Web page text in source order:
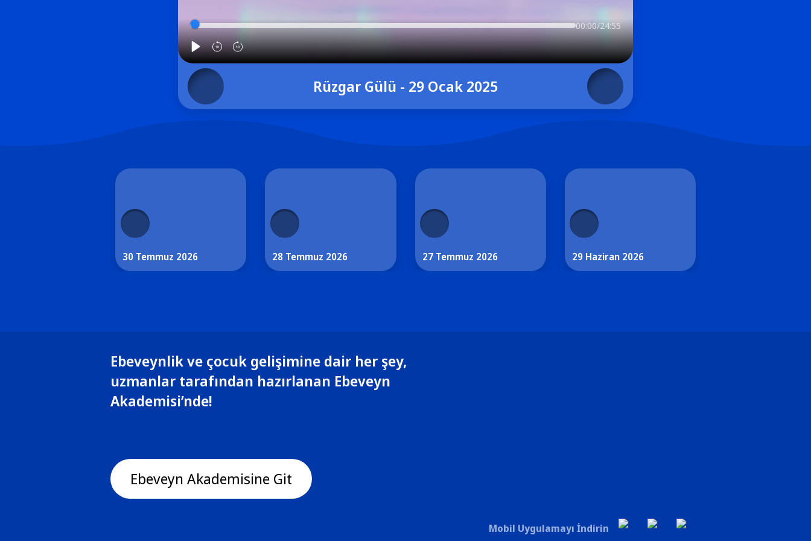
00:00/24:55
Rüzgar Gülü - 29 Ocak 2025
30 Temmuz 2026 28 Temmuz 2026 27 Temmuz 2026 29 Haziran 2026
Ebeveynlik ve çocuk gelişimine dair her şey,
uzmanlar tarafından hazırlanan Ebeveyn
Akademisi’nde!
Ebeveyn Akademisine Git
Mobil Uygulamayı İndirin